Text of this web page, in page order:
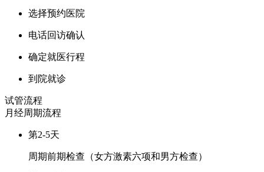
选择预约医院
电话回访确认
确定就医行程
到院就诊
试管流程
月经周期流程
第2-5天
周期前期检查（女方激素六项和男方检查）